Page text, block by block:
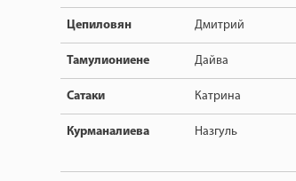
Цепиловян Дмитрий
Тамулиониене Дайва
Сатаки Катрина
Курманалиева Назгуль